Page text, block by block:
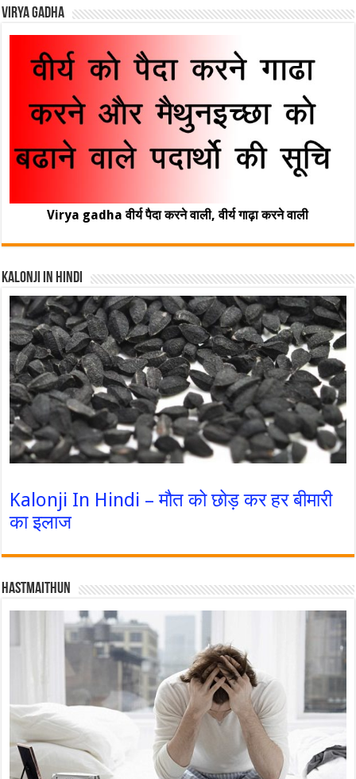
Virya Gadha
Virya gadha वीर्य पैदा करने वाली, वीर्य गाढ़ा करने वाली
Kalonji In Hindi
Kalonji In Hindi – मौत को छोड़ कर हर बीमारी
का इलाज
Hastmaithun